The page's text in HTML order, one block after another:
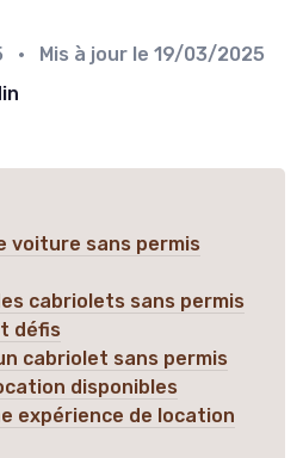
• Mis à jour le 19/03/2025
voiture sans permis
cabriolets sans permis
défis
cabriolet sans permis
disponibles
expérience de location